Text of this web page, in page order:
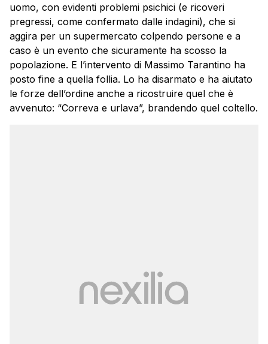
uomo, con evidenti problemi psichici (e ricoveri
pregressi, come confermato dalle indagini), che si
aggira per un supermercato colpendo persone e a
caso è un evento che sicuramente ha scosso la
popolazione. E l’intervento di Massimo Tarantino ha
posto fine a quella follia. Lo ha disarmato e ha aiutato
le forze dell’ordine anche a ricostruire quel che è
avvenuto: “Correva e urlava”, brandendo quel coltello.